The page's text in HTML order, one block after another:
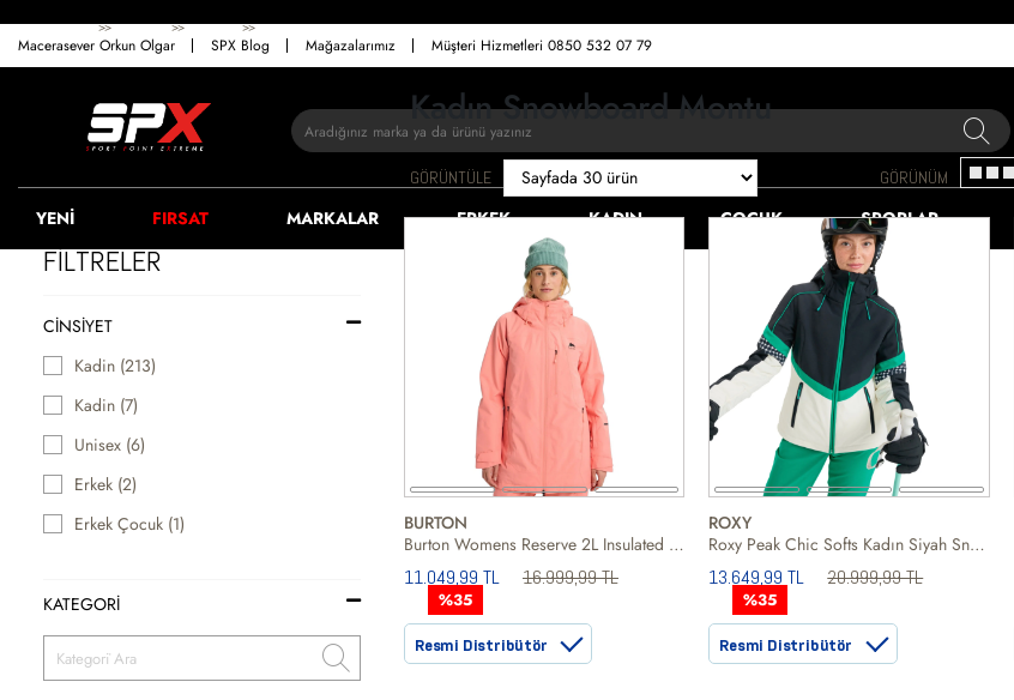
Macerasever Orkun Olgar SPX Blog Mağazalarımız Müşteri Hizmetleri 0850 532 07 79
YENİ FIRSAT MARKALAR ERKEK KADIN ÇOCUK SPORLAR
ANASAYFA >> KADIN >> GIYIM >> SNOWBOARD
FİLTRELER
CINSIYET
Kadin (213)
Kadin (7)
Unisex (6)
Erkek (2)
Erkek Çocuk (1)
KATEGORİ
Kadın Snowboard Montu
GÖRÜNTÜLE GÖRÜNÜM
BURTON
Burton Womens Reserve 2L Insulated Kadın Turuncu Snowboard Ceketi
11.049,99 TL 16.999,99 TL
%35
Resmi Distribütör
ROXY
Roxy Peak Chic Softs Kadın Siyah Snowboard Ceketi
13.649,99 TL 20.999,99 TL
%35
Resmi Distribütör